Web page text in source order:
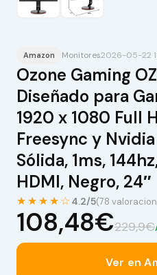
Amazon Monitores2026-05-22
Ozone Gaming
Diseñado para
1920 x 1080 Full
Freesync y
Sólida, 1ms,
HDMI, Negro, 24″
★★★★☆ 4.2/5(78
108,48€229,9€
Ver en